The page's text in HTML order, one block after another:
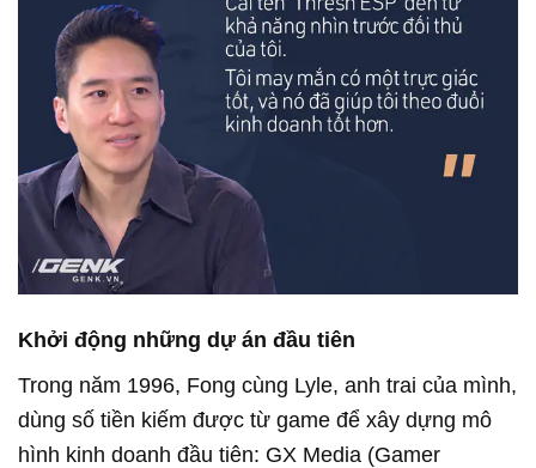
Khởi động những dự án đầu tiên
Trong năm 1996, Fong cùng Lyle, anh trai của mình,
dùng số tiền kiếm được từ game để xây dựng mô
hình kinh doanh đầu tiên: GX Media (Gamer